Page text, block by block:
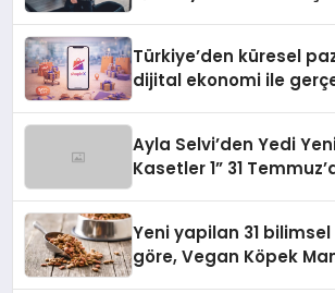
Türkiye’den küresel
dijital ekonomi ile
Ayla Selvi’den Yedi Yeni
Kasetler 1” 31
Yeni yapilan 31
göre, Vegan Köpek